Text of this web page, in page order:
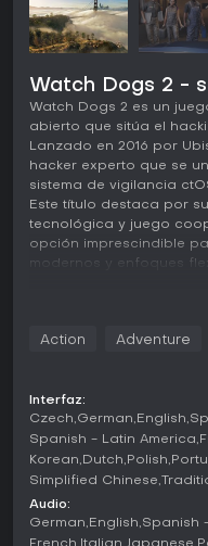
Watch Dogs 2 -
Watch Dogs 2 es un
abierto que sitúa el
Lanzado en 2016 por
hacker experto que se
sistema de vigilancia
Este título destaca por
tecnológica y juego
opción imprescindible
modernos y enfoques
vehículos, utilizándolos
desvíos. El juego
infiltraciones sigilosas
herramientas como
cuadricópteros para
mejoran con el tiempo,
drones más avanzados
Action Adventure
Interfaz:
Czech German English
Spanish - Latin America
Korean Dutch Polish
Simplified Chinese
Audio:
German English Spanish